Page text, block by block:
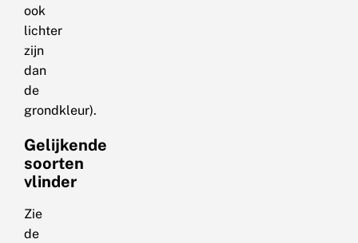
ook
lichter
zijn
dan
de
grondkleur).
Gelijkende
soorten
vlinder
Zie
de